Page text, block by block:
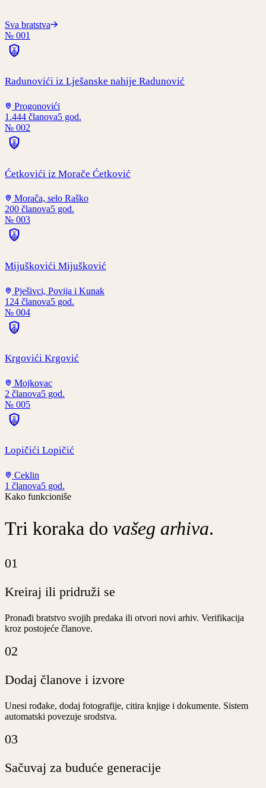
Sva bratstva
№ 001
Radunovići iz Lješanske nahije Radunović
Progonovići
1.444 članova5 god.
№ 002
Ćetkovići iz Morače Ćetković
Morača, selo Raško
200 članova5 god.
№ 003
Mijuškovići Mijušković
Pješivci, Povija i Kunak
124 članova5 god.
№ 004
Krgovići Krgović
Mojkovac
2 članova5 god.
№ 005
Lopičići Lopičić
Ceklin
1 članova5 god.
Kako funkcioniše
Tri koraka do vašeg arhiva.
01
Kreiraj ili pridruži se
Pronađi bratstvo svojih predaka ili otvori novi arhiv. Verifikacija
kroz postojeće članove.
02
Dodaj članove i izvore
Unesi rođake, dodaj fotografije, citira knjige i dokumente. Sistem
automatski povezuje srodstva.
03
Sačuvaj za buduće generacije